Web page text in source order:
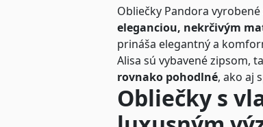
Obliečky Pandora
eleganciou, nekrčivým
prináša elegantný a
Alisa sú vybavené zipsom,
rovnako pohodlné, ako aj
Obliečky s